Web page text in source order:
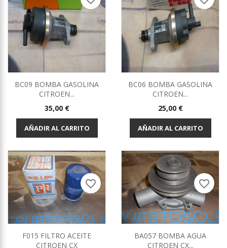
BC09 BOMBA GASOLINA
CITROEN...
Precio
35,00 €
AÑADIR AL CARRITO
BC06 BOMBA GASOLINA
CITROEN...
Precio
25,00 €
AÑADIR AL CARRITO
F015 FILTRO ACEITE
CITROEN CX
favorite_border
BA057 BOMBA AGUA
CITROEN CX...
favorite_border